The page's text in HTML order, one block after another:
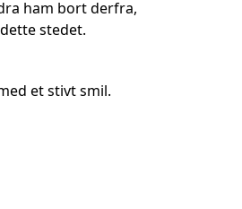
ham bort derfra,
stedet.
et stivt smil.